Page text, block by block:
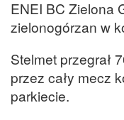
ENEI BC Zielona
zielonogórzan w
Stelmet przegrał
przez cały mecz
parkiecie.